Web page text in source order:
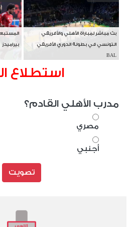
بث مباشر لمباراة الأهلي والأفريقي
التونسي في بطولة الدوري الأفريقي
BAL
بيراميدز
استطلاع
مدرب الأهلي القادم؟
مصري
أجنبي
تصويت